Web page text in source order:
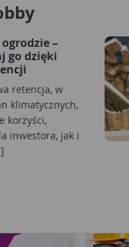
–
go dzięki
retencja, w
klimatycznych,
korzyści,
inwestora, jak i